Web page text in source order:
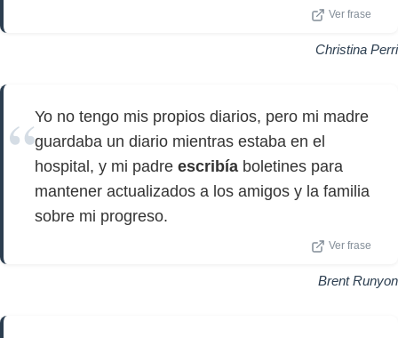
Ver frase
Christina Perri
Yo no tengo mis propios diarios, pero mi madre
guardaba un diario mientras estaba en el
hospital, y mi padre escribía boletines para
mantener actualizados a los amigos y la familia
sobre mi progreso.
Ver frase
Brent Runyon